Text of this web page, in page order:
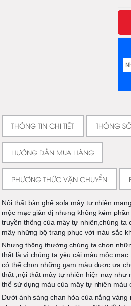
THÔNG TIN CHI TIẾT THÔNG
HƯỚNG DẪN MUA HÀNG
PHƯƠNG THỨC VẬN CHUYỂN
Nội thất bàn ghế sofa mây tự nhiên
mộc mạc giản dị nhưng không kém
truyền thống của mây tự nhiên,chúng ta
mây những bộ trang phục với màu sắc
Nhưng thông thường chúng ta chọn
thất là vì chúng ta yêu cái màu mộc
có thể chọn những gam màu được ưa
thất ,nội thất mây tự nhiên hiện nay như
thể sử dụng màu của mây tự nhiên màu
Dưới ánh sáng chan hòa của nắng vàng